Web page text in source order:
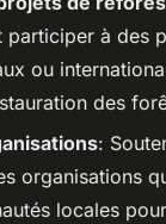
participer à des
ou
des
:
organisations
locales